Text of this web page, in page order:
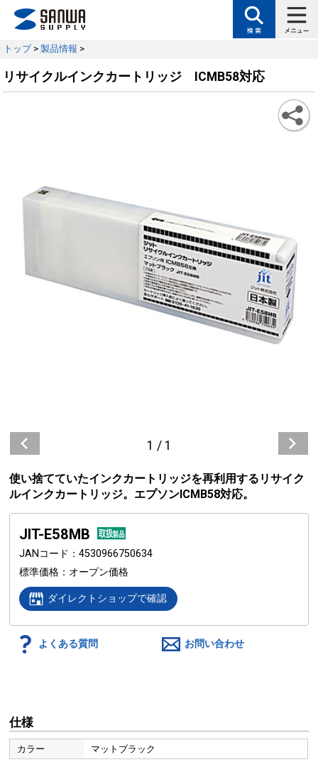
トップ> 製品情報 >
リサイクルインクカートリッジ ICMB58対応
1 / 1
使い捨てていたインクカートリッジを再利用するリサイク
ルインクカートリッジ。エプソンICMB58対応。
JIT-E58MB
JANコード
4530966750634
標準価格
オープン価格
ダイレクトショップで確認
よくある質問 お問い合わせ
仕様
カラー マットブラック